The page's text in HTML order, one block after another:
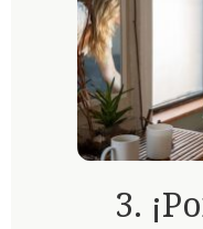
3.